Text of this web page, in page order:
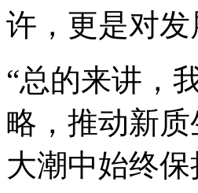
许，更是对
“总的来讲，
略，推动新
大潮中始终